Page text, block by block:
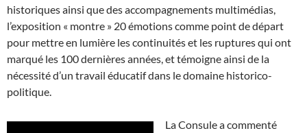
historiques ainsi que des accompagnements multimédias,
l’exposition « montre » 20 émotions comme point de départ
pour mettre en lumière les continuités et les ruptures qui ont
marqué les 100 dernières années, et témoigne ainsi de la
nécessité d’un travail éducatif dans le domaine historico-
politique.
La Consule a commenté